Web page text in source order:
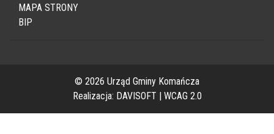
MAPA STRONY
BIP
© 2026 Urząd Gminy Komańcza
Realizacja: DAVISOFT | WCAG 2.0